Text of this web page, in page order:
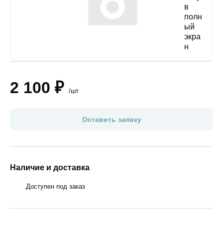
2 100 ₽ /шт
Оставить заявку
Наличие и доставка
Доступен под заказ